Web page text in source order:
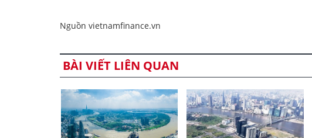
Nguồn vietnamfinance.vn
BÀI VIẾT LIÊN QUAN